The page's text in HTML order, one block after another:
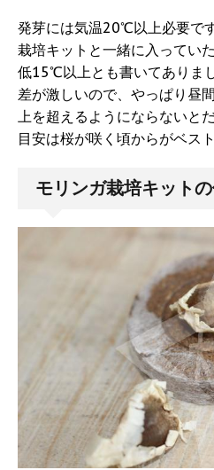
発芽には気温20℃以上必要です
栽培キットと一緒に入ってい
低15℃以上とも書いてありま
差が激しいので、やっぱり昼
上を超えるようにならないと
目安は桜が咲く頃からがベス
モリンガ栽培キット